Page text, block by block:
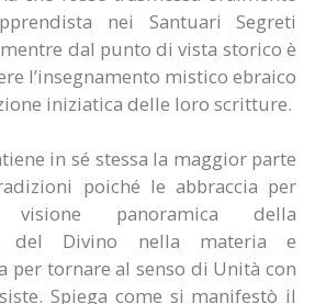
nei Santuari Segreti
dal punto di vista storico è
l’insegnamento mistico ebraico
iniziatica delle loro scritture.
in sé stessa la maggior parte
poiché le abbraccia per
panoramica della
del Divino nella materia e
per tornare al senso di Unità con
Spiega come si manifestò il